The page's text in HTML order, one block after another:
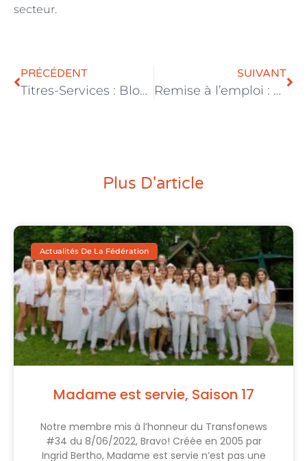
secteur.
PRÉCÉDENT
Titres-Services : Blocage des négociations dans les titres-services : le mauvais signal envoyé au secteur !
SUIVANT
Remise à l’emploi : pourquoi les entreprises d’économie sociale sont le partenaire incontournable
Plus D'article
Actualités De La Fédération
Madame est servie, Saison 17
Notre membre mis à l’honneur du Transfonews
#34 du 8/06/2022, Bravo! Créée en 2005 par
Ingrid Bertho, Madame est servie n’est pas une